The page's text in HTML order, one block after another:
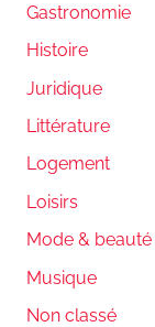
Gastronomie
Histoire
Juridique
Littérature
Logement
Loisirs
Mode & beauté
Musique
Non classé